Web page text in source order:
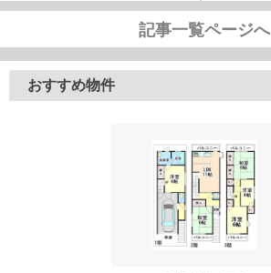
記事一覧ページへ
おすすめ物件